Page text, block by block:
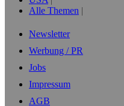
Alle Themen
Newsletter
Werbung / PR
Jobs
Impressum
AGB